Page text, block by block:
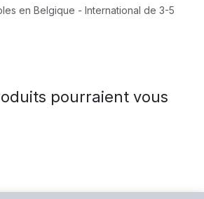
en Belgique - International de 3-5
pourraient vous